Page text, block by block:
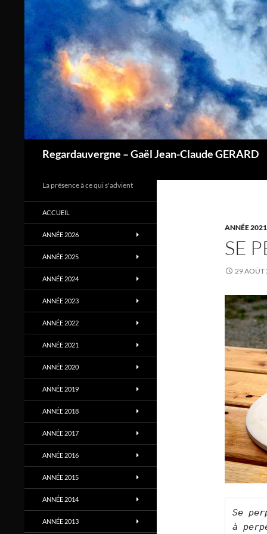
Regardauvergne – Gaël Jean-Claude GERARD
ANNÉE 2021
SE
29 AOÛT
Se
à
La présence à ce qui s'advient
ACCUEIL
ANNÉE 2026
ANNÉE 2025
ANNÉE 2024
ANNÉE 2023
ANNÉE 2022
ANNÉE 2021
ANNÉE 2020
ANNÉE 2019
ANNÉE 2018
ANNÉE 2017
ANNÉE 2016
ANNÉE 2015
ANNÉE 2014
ANNÉE 2013